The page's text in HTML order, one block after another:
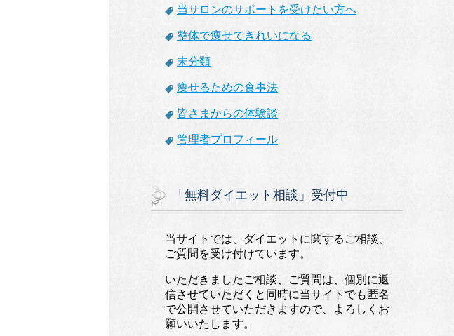
当サロンのサポートを受けたい方へ
整体で痩せてきれいになる
未分類
痩せるための食事法
皆さまからの体験談
管理者プロフィール
「無料ダイエット相談」受付中
当サイトでは、ダイエットに関するご相談、
ご質問を受け付けています。
いただきましたご相談、ご質問は、個別に返
信させていただくと同時に当サイトでも匿名
で公開させていただきますので、よろしくお
願いいたします。